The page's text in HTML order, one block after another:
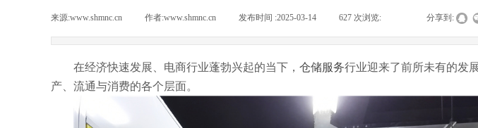
来源:www.shmnc.cn 作者:www.shmnc.cn 发布时间 :2025-03-14 627 次浏览: 分享到:
在经济快速发展、电商行业蓬勃兴起的当下， 仓储服务行业迎来了前所未有的发
产、流通与消费的各个层面。